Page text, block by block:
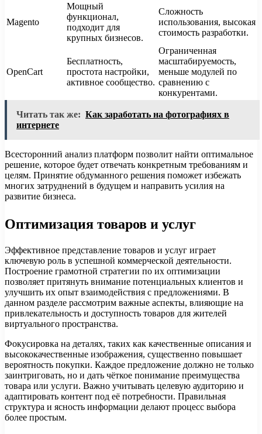
Magento
Мощный
функционал,
подходит для
крупных бизнесов.
Сложность
использования, высокая
стоимость разработки.
OpenCart
Бесплатность,
простота настройки,
активное сообщество.
Ограниченная
масштабируемость,
меньше модулей по
сравнению с
конкурентами.
Читать так же: Как заработать на фотографиях в
интернете
Всесторонний анализ платформ позволит найти оптимальное
решение, которое будет отвечать конкретным требованиям и
целям. Принятие обдуманного решения поможет избежать
многих затруднений в будущем и направить усилия на
развитие бизнеса.
Оптимизация товаров и услуг
Эффективное представление товаров и услуг играет
ключевую роль в успешной коммерческой деятельности.
Построение грамотной стратегии по их оптимизации
позволяет притянуть внимание потенциальных клиентов и
улучшить их опыт взаимодействия с предложениями. В
данном разделе рассмотрим важные аспекты, влияющие на
привлекательность и доступность товаров для жителей
виртуального пространства.
Фокусировка на деталях, таких как качественные описания и
высококачественные изображения, существенно повышает
вероятность покупки. Каждое предложение должно не только
заинтриговать, но и дать чёткое понимание преимущества
товара или услуги. Важно учитывать целевую аудиторию и
адаптировать контент под её потребности. Правильная
структура и ясность информации делают процесс выбора
более простым.